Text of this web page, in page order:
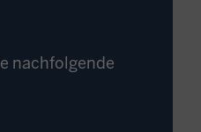
nachfolgende